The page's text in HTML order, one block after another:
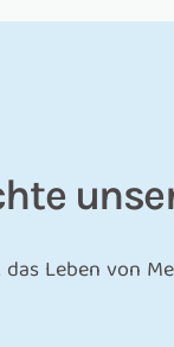
das Leben von